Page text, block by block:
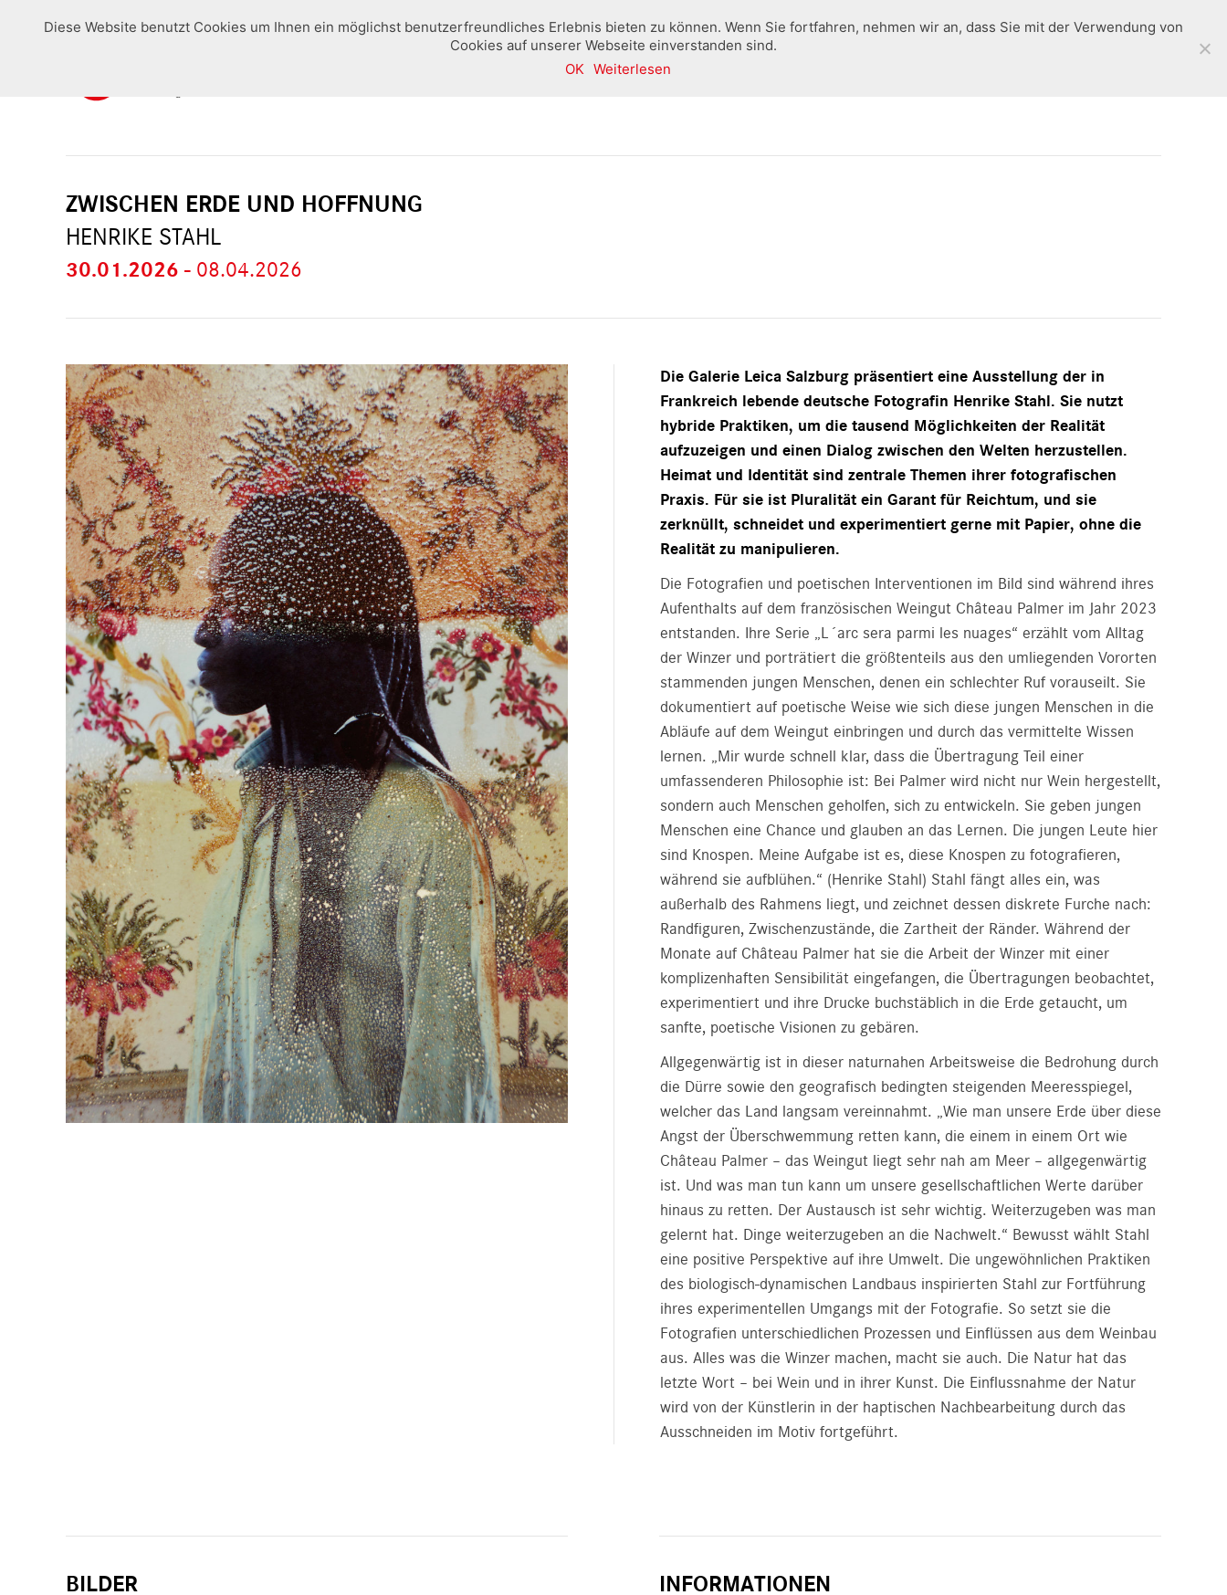
Boutique Ausstellungen und Veranstaltungen
ZWISCHEN ERDE UND HOFFNUNG
HENRIKE STAHL
30.01.2026 - 08.04.2026
Die Galerie Leica Salzburg präsentiert eine Ausstellung der in
Frankreich lebende deutsche Fotografin Henrike Stahl. Sie nutzt
hybride Praktiken, um die tausend Möglichkeiten der Realität
aufzuzeigen und einen Dialog zwischen den Welten herzustellen.
Heimat und Identität sind zentrale Themen ihrer fotografischen
Praxis. Für sie ist Pluralität ein Garant für Reichtum, und sie
zerknüllt, schneidet und experimentiert gerne mit Papier, ohne die
Realität zu manipulieren.
Die Fotografien und poetischen Interventionen im Bild sind während ihres
Aufenthalts auf dem französischen Weingut Château Palmer im Jahr 2023
entstanden. Ihre Serie „L´arc sera parmi les nuages“ erzählt vom Alltag
der Winzer und porträtiert die größtenteils aus den umliegenden Vororten
stammenden jungen Menschen, denen ein schlechter Ruf vorauseilt. Sie
dokumentiert auf poetische Weise wie sich diese jungen Menschen in die
Abläufe auf dem Weingut einbringen und durch das vermittelte Wissen
lernen. „Mir wurde schnell klar, dass die Übertragung Teil einer
umfassenderen Philosophie ist: Bei Palmer wird nicht nur Wein hergestellt,
sondern auch Menschen geholfen, sich zu entwickeln. Sie geben jungen
Menschen eine Chance und glauben an das Lernen. Die jungen Leute hier
sind Knospen. Meine Aufgabe ist es, diese Knospen zu fotografieren,
während sie aufblühen.“ (Henrike Stahl) Stahl fängt alles ein, was
außerhalb des Rahmens liegt, und zeichnet dessen diskrete Furche nach:
Randfiguren, Zwischenzustände, die Zartheit der Ränder. Während der
Monate auf Château Palmer hat sie die Arbeit der Winzer mit einer
komplizenhaften Sensibilität eingefangen, die Übertragungen beobachtet,
experimentiert und ihre Drucke buchstäblich in die Erde getaucht, um
sanfte, poetische Visionen zu gebären.
Allgegenwärtig ist in dieser naturnahen Arbeitsweise die Bedrohung durch
die Dürre sowie den geografisch bedingten steigenden Meeresspiegel,
welcher das Land langsam vereinnahmt. „Wie man unsere Erde über diese
Angst der Überschwemmung retten kann, die einem in einem Ort wie
Château Palmer – das Weingut liegt sehr nah am Meer – allgegenwärtig
ist. Und was man tun kann um unsere gesellschaftlichen Werte darüber
hinaus zu retten. Der Austausch ist sehr wichtig. Weiterzugeben was man
gelernt hat. Dinge weiterzugeben an die Nachwelt.“ Bewusst wählt Stahl
eine positive Perspektive auf ihre Umwelt. Die ungewöhnlichen Praktiken
des biologisch-dynamischen Landbaus inspirierten Stahl zur Fortführung
ihres experimentellen Umgangs mit der Fotografie. So setzt sie die
Fotografien unterschiedlichen Prozessen und Einflüssen aus dem Weinbau
aus. Alles was die Winzer machen, macht sie auch. Die Natur hat das
letzte Wort – bei Wein und in ihrer Kunst. Die Einflussnahme der Natur
wird von der Künstlerin in der haptischen Nachbearbeitung durch das
Ausschneiden im Motiv fortgeführt.
BILDER INFORMATIONEN
Diese Website benutzt Cookies um Ihnen ein möglichst benutzerfreundliches Erlebnis bieten zu können. Wenn Sie fortfahren, nehmen wir an, dass Sie mit der Verwendung von
Cookies auf unserer Webseite einverstanden sind.
OK Weiterlesen